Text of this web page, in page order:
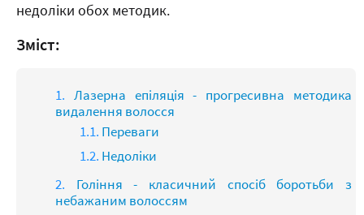
недоліки обох методик.
Зміст:
Лазерна епіляція - прогресивна методика
видалення волосся
Переваги
Недоліки
Гоління - класичний спосіб боротьби з
небажаним волоссям